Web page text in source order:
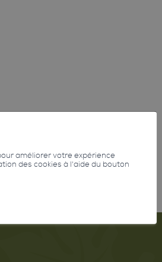
améliorer votre expérience
des cookies à l'aide du bouton